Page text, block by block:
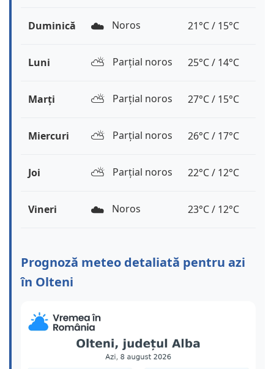
Duminică ☁️ Noros 21°C / 15°C
Luni ⛅️ Parțial noros 25°C / 14°C
Marți ⛅️ Parțial noros 27°C / 15°C
Miercuri ⛅️ Parțial noros 26°C / 17°C
Joi ⛅️ Parțial noros 22°C / 12°C
Vineri ☁️ Noros 23°C / 12°C
Prognoză meteo detaliată pentru azi
în Olteni